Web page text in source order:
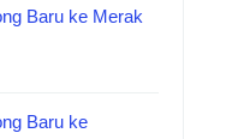
Baru ke Merak
Baru ke